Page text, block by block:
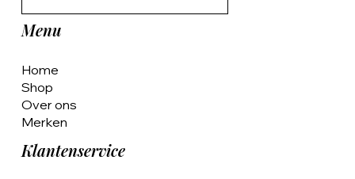
Menu
Home
Shop
Over ons
Merken
Klantenservice